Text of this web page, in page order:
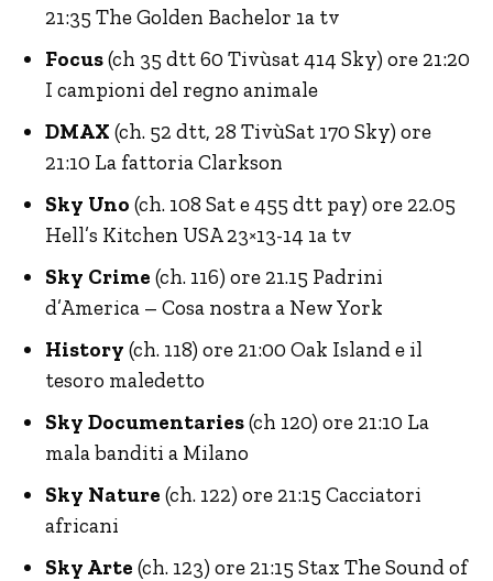
21:35 The Golden Bachelor 1a tv
Focus(ch 35 dtt 60 Tivùsat 414 Sky) ore 21:20
I campioni del regno animale
DMAX (ch. 52 dtt, 28 TivùSat 170 Sky) ore
21:10 La fattoria Clarkson
Sky Uno (ch. 108 Sat e 455 dtt pay) ore 22.05
Hell’s Kitchen USA 23×13-14 1a tv
Sky Crime (ch. 116) ore 21.15 Padrini
d’America – Cosa nostra a New York
History (ch. 118) ore 21:00 Oak Island e il
tesoro maledetto
Sky Documentaries(ch 120) ore 21:10 La
mala banditi a Milano
Sky Nature (ch. 122) ore 21:15 Cacciatori
africani
Sky Arte (ch. 123) ore 21:15 Stax The Sound of